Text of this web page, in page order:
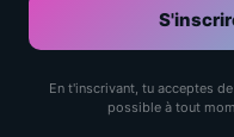
En t'inscrivant, tu acceptes
possible à tout